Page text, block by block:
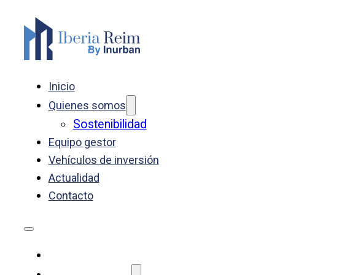
Inicio
Quienes somos
Sostenibilidad
Equipo gestor
Vehículos de inversión
Actualidad
Contacto